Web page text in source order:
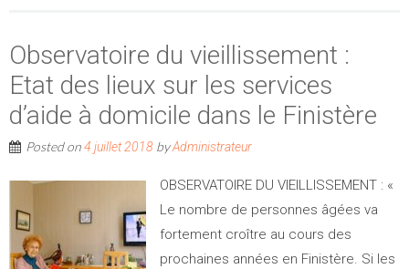
Observatoire du vieillissement :
Etat des lieux sur les services
d’aide à domicile dans le Finistère
Posted on4 juillet 2018 byAdministrateur
OBSERVATOIRE DU VIEILLISSEMENT : «
Le nombre de personnes âgées va
fortement croître au cours des
prochaines années en Finistère. Si les